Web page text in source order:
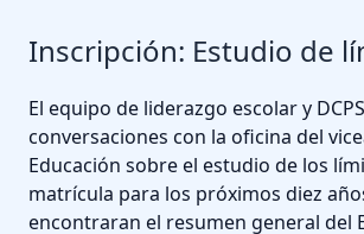
Inscripción: Estudio de
El equipo de liderazgo escolar y
conversaciones con la oficina del
Educación sobre el estudio de los
matrícula para los próximos diez
encontraran el resumen general del